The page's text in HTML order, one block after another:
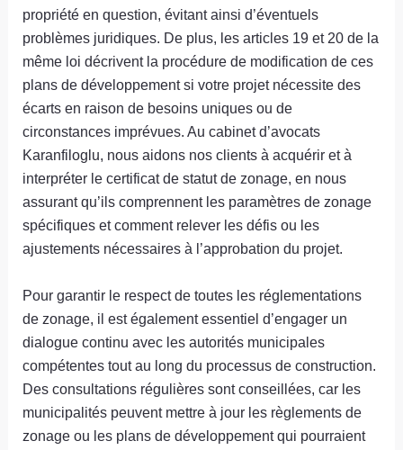
propriété en question, évitant ainsi d’éventuels
problèmes juridiques. De plus, les articles 19 et 20 de la
même loi décrivent la procédure de modification de ces
plans de développement si votre projet nécessite des
écarts en raison de besoins uniques ou de
circonstances imprévues. Au cabinet d’avocats
Karanfiloglu, nous aidons nos clients à acquérir et à
interpréter le certificat de statut de zonage, en nous
assurant qu’ils comprennent les paramètres de zonage
spécifiques et comment relever les défis ou les
ajustements nécessaires à l’approbation du projet.
Pour garantir le respect de toutes les réglementations
de zonage, il est également essentiel d’engager un
dialogue continu avec les autorités municipales
compétentes tout au long du processus de construction.
Des consultations régulières sont conseillées, car les
municipalités peuvent mettre à jour les règlements de
zonage ou les plans de développement qui pourraient